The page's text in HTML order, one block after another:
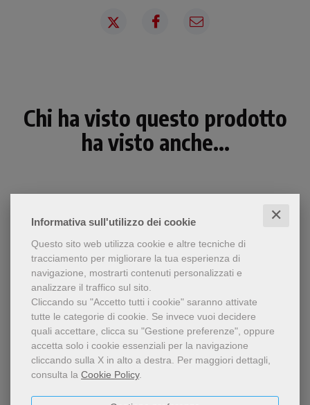
Informativa sull'utilizzo dei cookie ✕
Questo sito web utilizza cookie e altre tecniche di
tracciamento per migliorare la tua esperienza di
navigazione, mostrarti contenuti personalizzati e
analizzare il traffico sul sito.
Cliccando su "Accetto tutti i cookie" saranno attivate
tutte le categorie di cookie. Se invece vuoi decidere
quali accettare, clicca su "Gestione preferenze", oppure
accetta solo i cookie essenziali per la navigazione
cliccando sulla X in alto a destra. Per maggiori dettagli,
consulta la Cookie Policy.
Chi ha visto questo prodotto
ha visto anche...
- 5%
Questo libro mostra,
attraverso i testi della
Scrittura, come la vita
cristiana sia profondamente
Sempre lieti nel Signore